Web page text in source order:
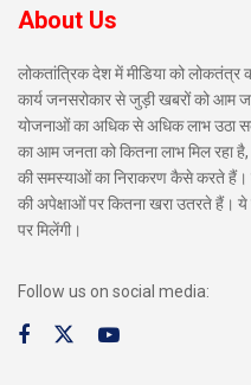
About Us
लोकतांत्रिक देश में मीडिया को लोकतंत्र
कार्य जनसरोकार से जुड़ी खबरों को आम
योजनाओं का अधिक से अधिक लाभ उठा
का आम जनता को कितना लाभ मिल रहा
की समस्याओं का निराकरण कैसे करते हैं।
की अपेक्षाओं पर कितना खरा उतरते हैं।
पर मिलेंगी।
Follow us on social media: